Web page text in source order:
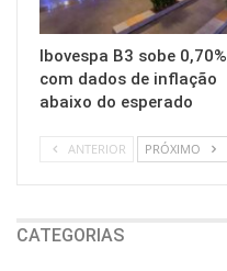
Ibovespa B3 sobe 0,70%
com dados de inflação
abaixo do esperado
ANTERIOR PRÓXIMO
CATEGORIAS